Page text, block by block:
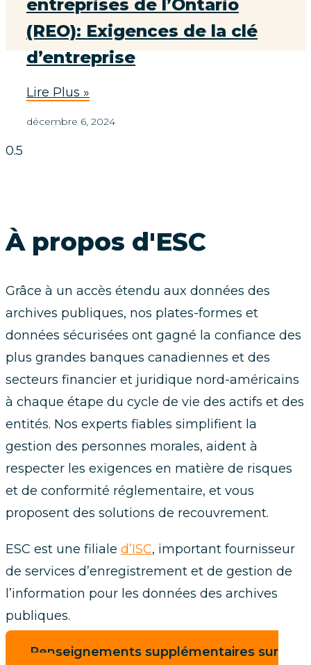
entreprises de l’Ontario
(REO): Exigences de la clé
d’entreprise
Lire Plus »
décembre 6, 2024
À propos d'ESC
Grâce à un accès étendu aux données des
archives publiques, nos plates-formes et
données sécurisées ont gagné la confiance des
plus grandes banques canadiennes et des
secteurs financier et juridique nord-américains
à chaque étape du cycle de vie des actifs et des
entités. Nos experts fiables simplifient la
gestion des personnes morales, aident à
respecter les exigences en matière de risques
et de conformité réglementaire, et vous
proposent des solutions de recouvrement.
ESC est une filiale d’ISC, important fournisseur
de services d’enregistrement et de gestion de
l’information pour les données des archives
publiques.
Renseignements supplémentaires sur